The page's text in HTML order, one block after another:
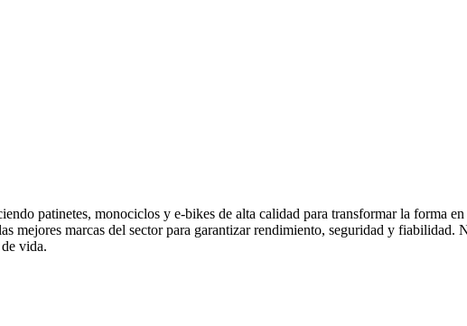
patinetes, monociclos y e-bikes de alta calidad para transformar la forma
mejores marcas del sector para garantizar rendimiento, seguridad y
vida.